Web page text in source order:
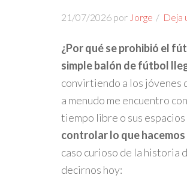
21/07/2026 por Jorge Deja
¿Por qué se prohibió el
simple balón de fútbol
convirtiendo a los jóvenes
a menudo me encuentro
tiempo libre o sus
controlar lo que
caso curioso de la historia
decirnos hoy: